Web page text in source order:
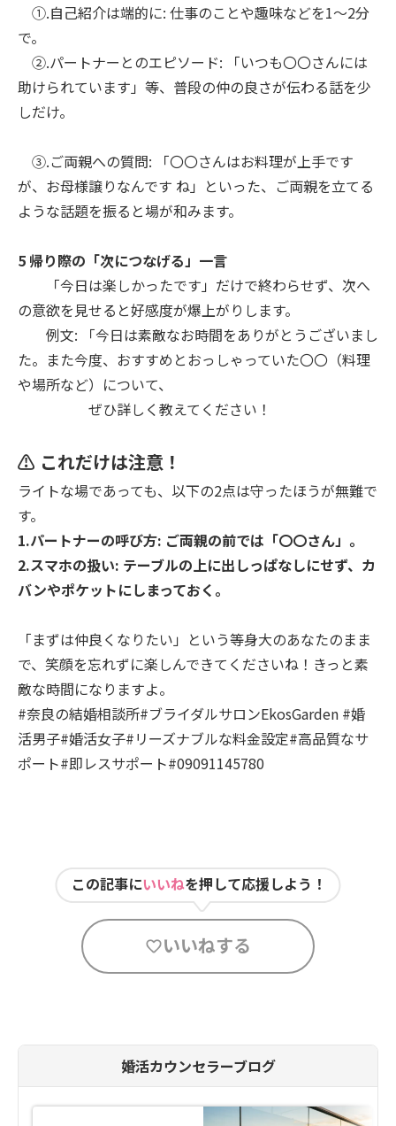
①.自己紹介は端的に: 仕事のことや趣味などを1〜2分
で。
②.パートナーとのエピソード: 「いつも〇〇さんには
助けられています」等、普段の仲の良さが伝わる話を少
しだけ。
③.ご両親への質問: 「〇〇さんはお料理が上手です
が、お母様譲りなんです ね」といった、ご両親を立てる
ような話題を振ると場が和みます。
5 帰り際の「次につなげる」一言
「今日は楽しかったです」だけで終わらせず、次へ
の意欲を見せると好感度が爆上がりします。
例文: 「今日は素敵なお時間をありがとうございまし
た。また今度、おすすめとおっしゃっていた〇〇（料理
や場所など）について、
ぜひ詳しく教えてください！
⚠️ これだけは注意！
ライトな場であっても、以下の2点は守ったほうが無難で
す。
1.パートナーの呼び方: ご両親の前では「〇〇さん」。
2.スマホの扱い: テーブルの上に出しっぱなしにせず、カ
バンやポケットにしまっておく。
「まずは仲良くなりたい」という等身大のあなたのまま
で、笑顔を忘れずに楽しんできてくださいね！きっと素
敵な時間になりますよ。
#奈良の結婚相談所#ブライダルサロンEkosGarden #婚
活男子#婚活女子#リーズナブルな料金設定#高品質なサ
ポート#即レスサポート#09091145780
この記事にいいねを押して応援しよう！
いいねする
婚活カウンセラーブログ